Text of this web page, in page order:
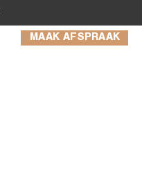
MAAK AFSPRAAK